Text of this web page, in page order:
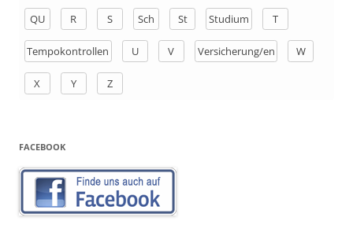
QU R S Sch St Studium T
Tempokontrollen U V Versicherung/en W
X Y Z
FACEBOOK